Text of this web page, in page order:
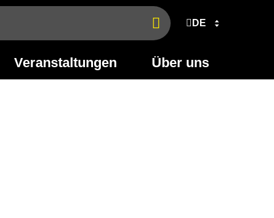
Jetzt
finden
DE
Veranstaltungen Über uns